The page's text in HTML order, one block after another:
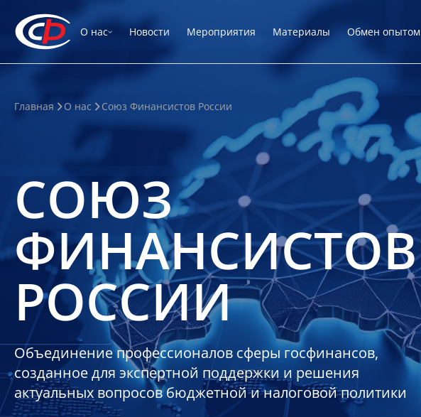
О нас Новости Мероприятия Материалы Обмен опытом
Главная О нас Союз Финансистов России
СОЮЗ
ФИНАНСИСТОВ
РОССИИ
Объединение профессионалов сферы госфинансов,
созданное для экспертной поддержки и решения
актуальных вопросов бюджетной и налоговой политики